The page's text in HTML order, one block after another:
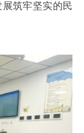
筑牢坚实的民